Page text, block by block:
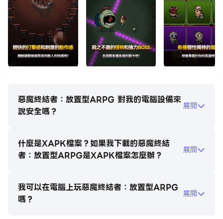
▶ 速度UP！樂趣UP！成長UP！
快速的戰鬥和休閒的玩法
用簡單的操作和自動戰鬥快速培養英雄吧！
▶ 緊張刺激的戰鬥
▶ 酷炫的強力技能
體驗不同技能的不同效果和華麗的特效吧！
▶ 豐富的成長要素
體驗一下養成變成的樂趣吧！
惡魔終結者：放置型ARPG 對我的電腦設備來
說安全嗎？
展開
什麼是XAPK檔案？如果我下載的惡魔終結
者：放置型ARPG是XAPK檔案怎麼辦？
展開
我可以在電腦上玩惡魔終結者：放置型ARPG
嗎？
展開